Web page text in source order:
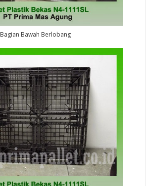
Bagian Bawah Berlobang